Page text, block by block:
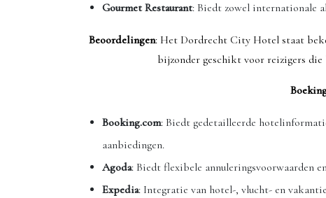
Gourmet Restaurant: Biedt zowel internationale
Beoordelingen: Het Dordrecht City Hotel staat
bijzonder geschikt voor reizigers
Booking.com: Biedt gedetailleerde
aanbiedingen.
Agoda: Biedt flexibele annuleringsvoorwaarden
Expedia: Integratie van hotel-, vlucht- en